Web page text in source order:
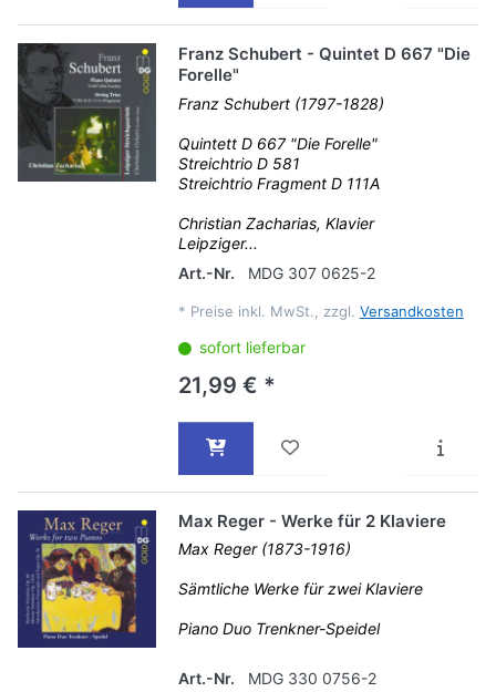
Franz Schubert - Quintet D 667 "Die
Forelle"
Franz Schubert (1797-1828)
Quintett D 667 "Die Forelle"
Streichtrio D 581
Streichtrio Fragment D 111A
Christian Zacharias, Klavier
Leipziger...
Art.-Nr.
MDG 307 0625-2
* Preise inkl. MwSt., zzgl. Versandkosten
sofort lieferbar
21,99 € *
Max Reger - Werke für 2 Klaviere
Max Reger (1873-1916)
Sämtliche Werke für zwei Klaviere
Piano Duo Trenkner-Speidel
Art.-Nr. MDG 330 0756-2